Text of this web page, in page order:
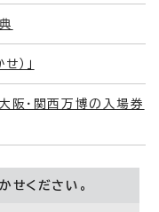
）」
阪・関西万博の入場券
せください。